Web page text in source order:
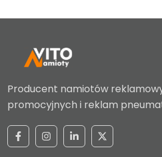
Producent namiotów
promocyjnych i reklam